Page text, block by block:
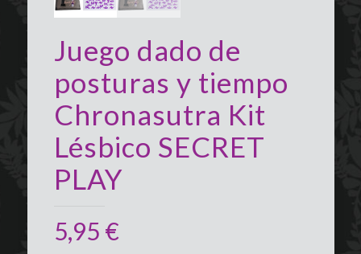
Juego dado de
posturas y tiempo
Chronasutra Kit
Lésbico SECRET
PLAY
5,95 €